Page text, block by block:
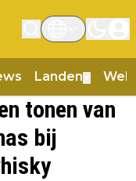
Landen
tonen van
bij